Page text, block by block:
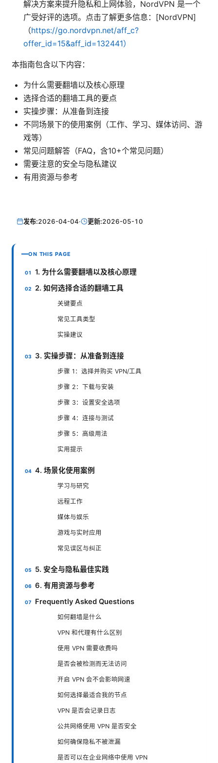
解决方案来提升隐私和上网体验，NordVPN 是一个
广受好评的选项。点击了解更多信息：[NordVPN]
（https://go.nordvpn.net/aff_c?
offer_id=15&aff_id=132441）
本指南包含以下内容：
为什么需要翻墙以及核心原理
选择合适的翻墙工具的要点
实操步骤：从准备到连接
不同场景下的使用案例（工作、学习、媒体访问、游
戏等）
常见问题解答（FAQ，含10+个常见问题）
需要注意的安全与隐私建议
有用资源与参考
发布:2026-04-04· 更新:2026-05-10
ON THIS PAGE
1. 为什么需要翻墙以及核心原理
2. 如何选择合适的翻墙工具
关键要点
常见工具类型
实操建议
3. 实操步骤：从准备到连接
步骤 1：选择并购买 VPN/工具
步骤 2：下载与安装
步骤 3：设置安全选项
步骤 4：连接与测试
步骤 5：高级用法
实用提示
4. 场景化使用案例
学习与研究
远程工作
媒体与娱乐
游戏与实时应用
常见误区与纠正
5. 安全与隐私最佳实践
6. 有用资源与参考
Frequently Asked Questions
如何翻墙是什么
VPN 和代理有什么区别
使用 VPN 需要收费吗
是否会被检测而无法访问
开启 VPN 会不会影响网速
如何选择最适合我的节点
VPN 是否会记录日志
公共网络使用 VPN 是否安全
如何确保隐私不被泄漏
是否可以在企业网络中使用 VPN